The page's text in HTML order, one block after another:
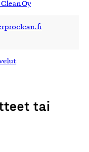
Oy
tai